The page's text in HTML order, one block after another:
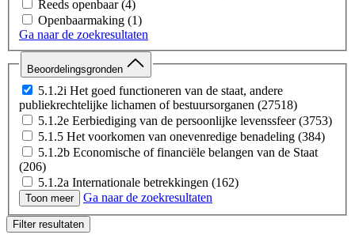
XML (1)
Reeds openbaar (4)
Openbaarmaking (1)
Ga naar de zoekresultaten
Beoordelingsgronden
5.1.2i Het goed functioneren van de staat, andere
publiekrechtelijke lichamen of bestuursorganen (27518)
5.1.2e Eerbiediging van de persoonlijke levenssfeer (3753)
5.1.5 Het voorkomen van onevenredige benadeling (384)
5.1.2b Economische of financiële belangen van de Staat
(206)
5.1.2a Internationale betrekkingen (162)
5.1.2h De beveiliging van personen of bedrijven en het
voorkomen van sabotage (119)
5.1.1c Vertrouwelijk verstrekte bedrijfs- of
Toon meer Ga naar de zoekresultaten
Filter resultaten